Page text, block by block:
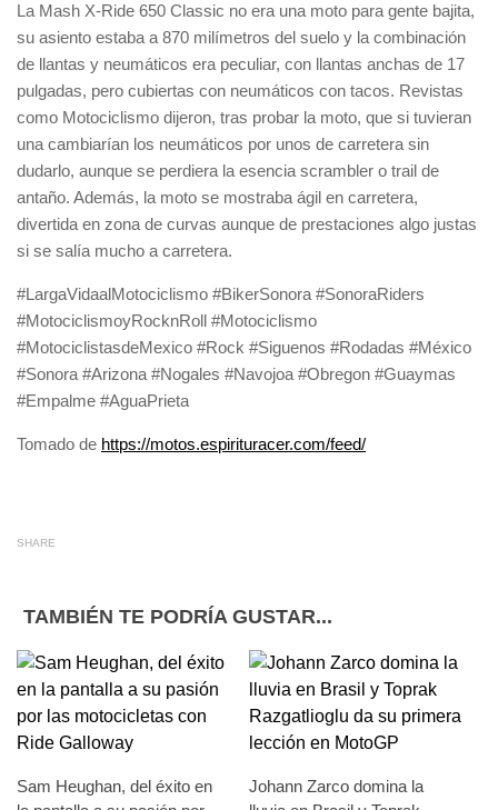
La Mash X-Ride 650 Classic no era una moto para gente bajita,
su asiento estaba a 870 milímetros del suelo y la combinación
de llantas y neumáticos era peculiar, con llantas anchas de 17
pulgadas, pero cubiertas con neumáticos con tacos. Revistas
como Motociclismo dijeron, tras probar la moto, que si tuvieran
una cambiarían los neumáticos por unos de carretera sin
dudarlo, aunque se perdiera la esencia scrambler o trail de
antaño. Además, la moto se mostraba ágil en carretera,
divertida en zona de curvas aunque de prestaciones algo justas
si se salía mucho a carretera.
#LargaVidaalMotociclismo #BikerSonora #SonoraRiders
#MotociclismoyRocknRoll #Motociclismo
#MotociclistasdeMexico #Rock #Siguenos #Rodadas #México
#Sonora #Arizona #Nogales #Navojoa #Obregon #Guaymas
#Empalme #AguaPrieta
Tomado de https://motos.espirituracer.com/feed/
SHARE
TAMBIÉN TE PODRÍA GUSTAR...
Sam Heughan, del éxito en
Johann Zarco domina la